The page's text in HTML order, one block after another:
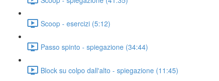
Scoop - esercizi (5:12)
Passo spinto - spiegazione (34:44)
Block su colpo dall'alto - spiegazione (11:45)